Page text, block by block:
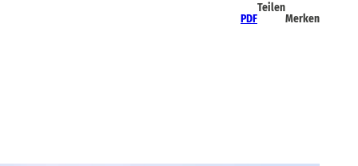
PDF
Teilen
Merken